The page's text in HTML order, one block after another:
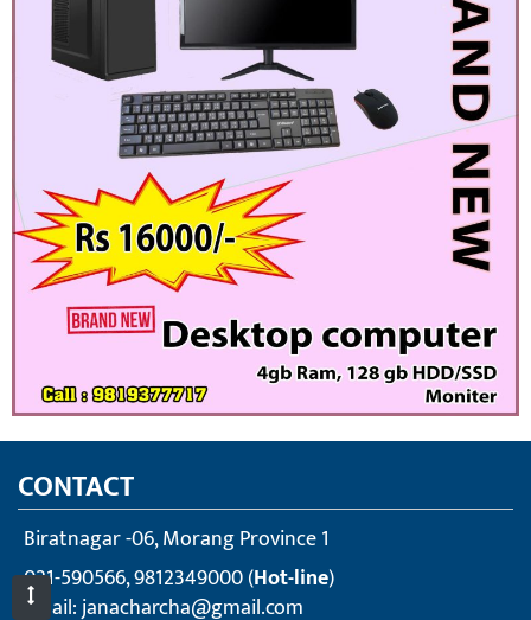
CONTACT
Biratnagar -06, Morang Province 1
021-590566, 9812349000 (Hot-line)
Email:janacharcha@gmail.com